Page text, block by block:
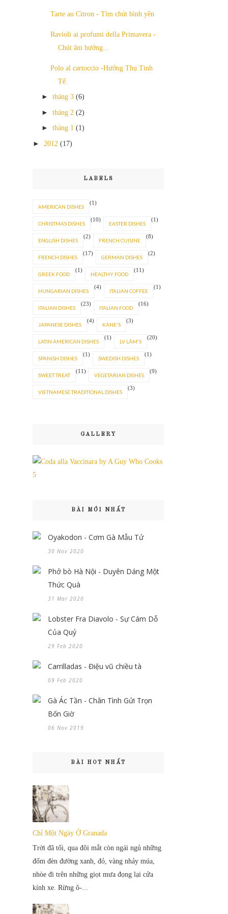
Tarte au Citron - Tìm chút bình yên
Ravioli ai profumi della Primavera -
Chút âm hưởng...
Polo al cartoccio -Hưởng Thụ Tinh
Tế.
► tháng 3 (6)
► tháng 2 (2)
► tháng 1 (1)
► 2012 (17)
LABELS
AMERICAN DISHES
(1)
CHRISTMAS DISHES
(10)
EASTER DISHES
(1)
ENGLISH DISHES
(2)
FRENCH CUISINE
(8)
FRENCH DISHES
(17)
GERMAN DISHES
(2)
GREEK FOOD
(1)
HEALTHY FOOD
(11)
HUNGARIAN DISHES
(4)
ITALIAN COFFEE
(1)
ITALIAN DISHES
(23)
ITALIAN FOOD
(16)
JAPANESE DISHES
(4)
KANE'S
(3)
LATIN AMERICAN DISHES
(1)
LV LÂM'S
(20)
SPANISH DISHES
(1)
SWEDISH DISHES
(1)
SWEET TREAT
(11)
VEGETARIAN DISHES
(9)
VIETNAMESE TRADITIONAL DISHES
(3)
GALLERY
BÀI MỚI NHẤT
Oyakodon - Cơm Gà Mẫu Tử
30 Nov 2020
Phở bò Hà Nội - Duyên Dáng Một
Thức Quà
31 Mar 2020
Lobster Fra Diavolo - Sự Cám Dỗ
Của Quỷ
29 Feb 2020
Carrilladas - Điệu vũ chiều tà
09 Feb 2020
Gà Ác Tần - Chân Tình Gửi Trọn
Bốn Giờ
06 Nov 2019
BÀI HOT NHẤT
Chỉ Một Ngày Ở Granada
Trời đã tối, qua đôi mắt còn ngái ngủ những
đốm đèn đường xanh, đỏ, vàng nhảy múa,
nhòe đi trên những giọt mưa đọng lại cửa
kính xe. Rừng ô-...